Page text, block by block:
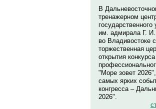
В
тренажерном
государственного
им. адмирала Г. И.
во Владивостоке
торжественная
открытия конкурса
"Море зовет
самых ярких
конгресса –
2026".